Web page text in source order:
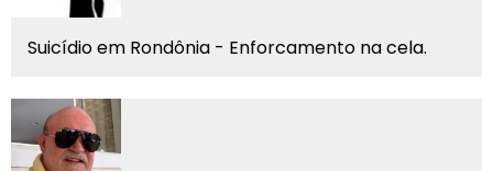
Suicídio em Rondônia - Enforcamento na cela.